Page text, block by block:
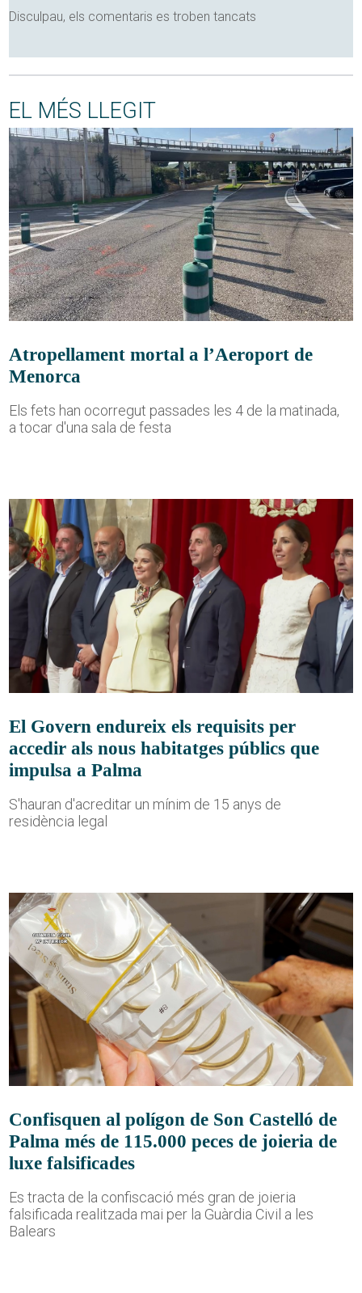
Disculpau, els comentaris es troben tancats
EL MÉS LLEGIT
Atropellament mortal a l’Aeroport de
Menorca
Els fets han ocorregut passades les 4 de la matinada,
a tocar d'una sala de festa
El Govern endureix els requisits per
accedir als nous habitatges públics que
impulsa a Palma
S'hauran d'acreditar un mínim de 15 anys de
residència legal
Confisquen al polígon de Son Castelló de
Palma més de 115.000 peces de joieria de
luxe falsificades
Es tracta de la confiscació més gran de joieria
falsificada realitzada mai per la Guàrdia Civil a les
Balears